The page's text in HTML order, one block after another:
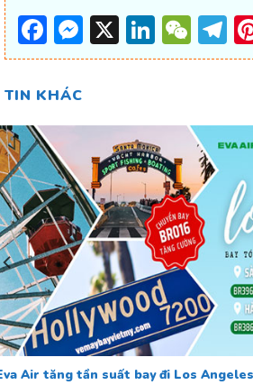
Facebook
Messenger
X
TIN KHÁC
Air tăng tần suất bay đi Los Angeles